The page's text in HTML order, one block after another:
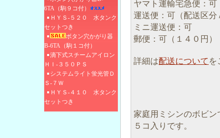
6TA（駒９コ付）
ＨＹＳ-５２０ 水タンク
セットつき
ボタン穴かがり器
B-6TA（駒１コ付）
滴下式スチームアイロン
ＨＩ‐３５０ＰＳ
システムライト蛍光管Ｄ
Ｓ-７Ｗ
ＨＹＳ-４１０ 水タンク
セットつき
ヤマト運輸宅急便：
運送便：可（配送区分
ミニ運送便：可
郵便：可（１４０円）
詳細は配送について を
家庭用ミシンのボビン
５コ入りです。